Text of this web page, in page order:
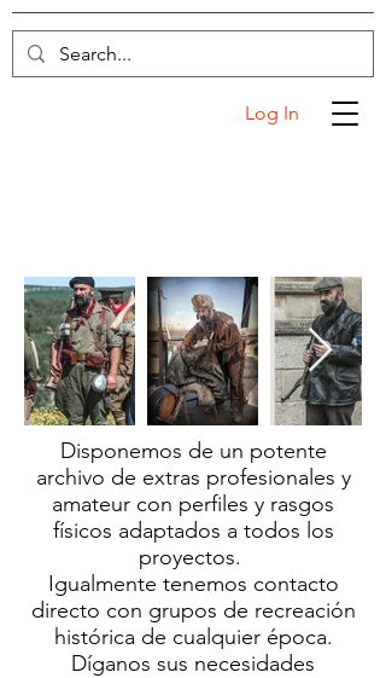
Log In
Disponemos de un potente
archivo de extras profesionales y
amateur con perfiles y rasgos
físicos adaptados a todos los
proyectos.
Igualmente tenemos contacto
directo con grupos de recreación
histórica de cualquier época.
Díganos sus necesidades